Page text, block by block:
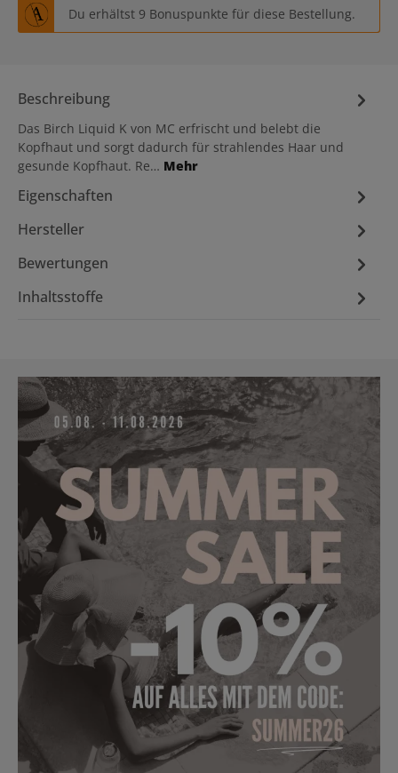
Du erhältst 9 Bonuspunkte für diese Bestellung.
Beschreibung
Das Birch Liquid K von MC erfrischt und belebt die
Kopfhaut und sorgt dadurch für strahlendes Haar und
gesunde Kopfhaut. Re… Mehr
Eigenschaften
Hersteller
Bewertungen
Inhaltsstoffe